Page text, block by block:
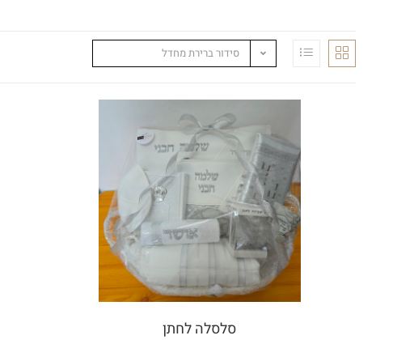
סידור ברירת מחדל
סלסלה לחתן